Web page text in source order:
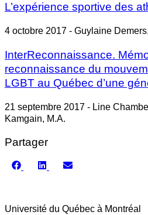
L’expérience sportive des
4 octobre 2017 - Guylaine
InterReconnaissance.
reconnaissance du
LGBT au Québec d’une
21 septembre 2017 - Line
Kamgain, M.A.
Partager
Share
ShareShare
Université du Québec à Montréal